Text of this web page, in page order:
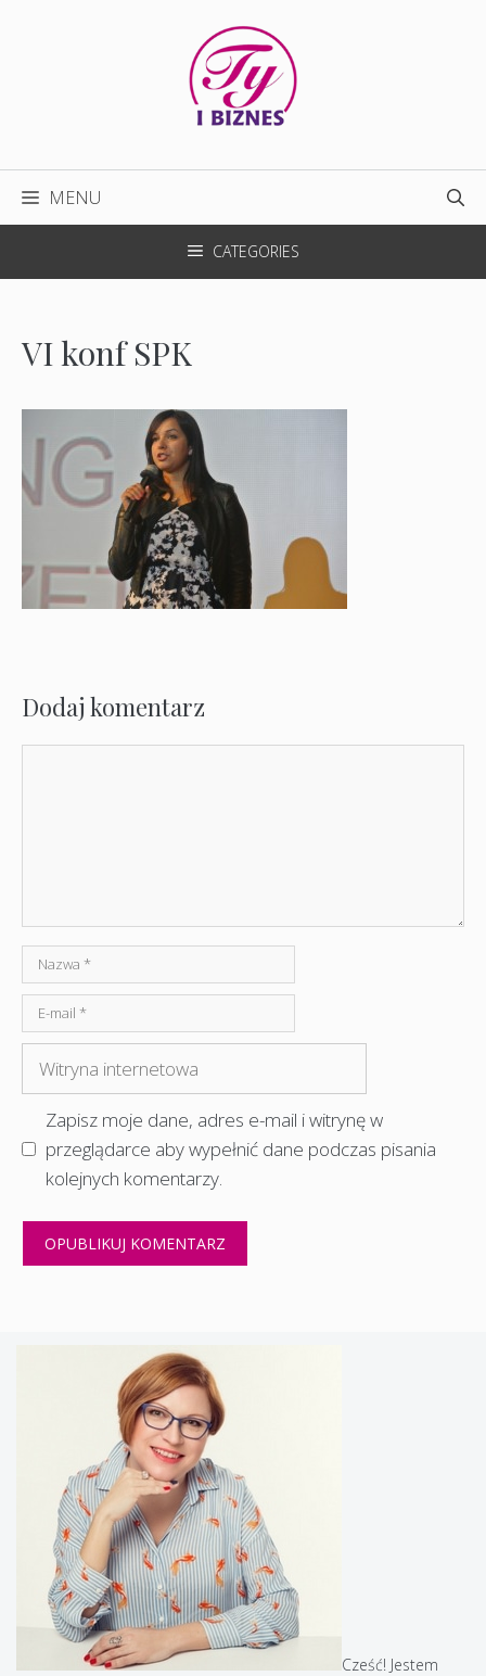
MENU
CATEGORIES
VI konf SPK
Dodaj komentarz
Nazwa
mail
internetowa
Zapisz moje dane, adres e-mail i witrynę w
przeglądarce aby wypełnić dane podczas pisania
kolejnych komentarzy.
Cześć! Jestem